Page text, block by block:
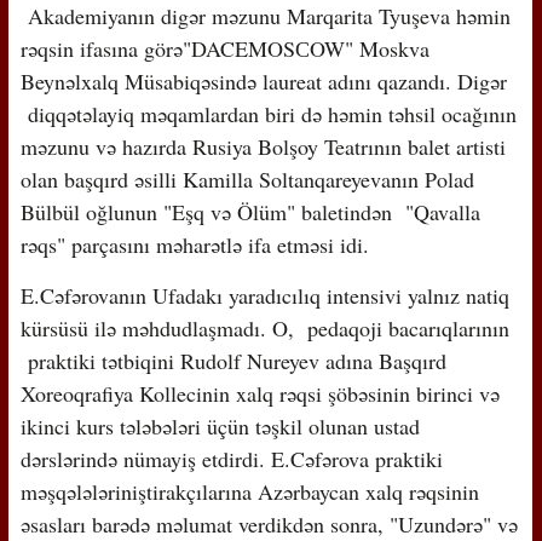
Akademiyanın digər məzunu Marqarita Tyuşeva həmin
rəqsin ifasına görə"DACEMOSСOW" Moskva
Beynəlxalq Müsabiqəsində laureat adını qazandı. Digər
diqqətəlayiq məqamlardan biri də həmin təhsil ocağının
məzunu və hazırda Rusiya Bolşoy Teatrının balet artisti
olan başqırd əsilli Kamilla Soltanqareyevanın Polad
Bülbül oğlunun "Eşq və Ölüm" baletindən "Qavalla
rəqs" parçasını məharətlə ifa etməsi idi.
E.Cəfərovanın Ufadakı yaradıcılıq intensivi yalnız natiq
kürsüsü ilə məhdudlaşmadı. O, pedaqoji bacarıqlarının
praktiki tətbiqini Rudolf Nureyev adına Başqırd
Xoreoqrafiya Kollecinin xalq rəqsi şöbəsinin birinci və
ikinci kurs tələbələri üçün təşkil olunan ustad
dərslərində nümayiş etdirdi. E.Cəfərova praktiki
məşqələləriniştirakçılarına Azərbaycan xalq rəqsinin
əsasları barədə məlumat verdikdən sonra, "Uzundərə" və